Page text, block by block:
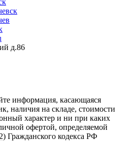
д.86
информация, касающаяся
наличия на складе, стоимости
характер и ни при каких
офертой, определяемой
Гражданского кодекса РФ